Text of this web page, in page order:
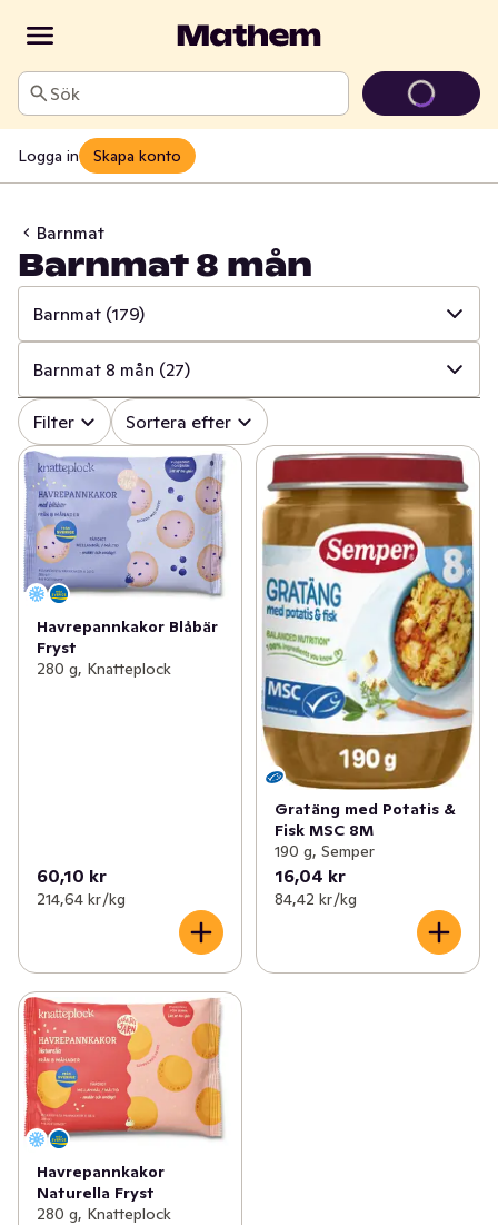
Sök
Logga in Skapa konto
Barnmat
Barnmat 8 mån
Barnmat (179)
✓ Alla (393)
✓ Barnmat (179)
✓ Mjölkersättning (31)
✓ Välling & gröt (64)
✓ Blöjor (70)
✓ Barntillbehör
✓ Nappar & Nappflaskor
Barnmat 8 mån (27)
✓ Alla (179)
✓ Barnsmoothies & klämmisar (56)
✓ Barnsnacks och mellanmål (45)
✓ Barnmat 6 mån (24)
✓ Barnmat 12 mån +
Filter Sortera efter
Havrepannkakor Blåbär
Fryst
280 g, Knatteplock
60,10 kr
214,64 kr /kg
Gratäng med Potatis &
Fisk MSC 8M
190 g, Semper
16,04 kr
84,42 kr /kg
Havrepannkakor
Naturella Fryst
280 g, Knatteplock